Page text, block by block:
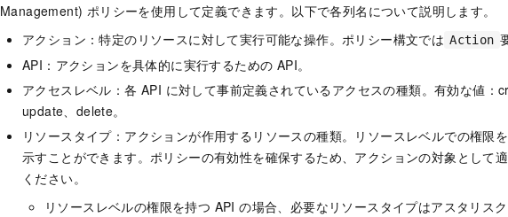
Management) ポリシーを使用して定義できます。以下で各列名について説明します。
アクション：特定のリソースに対して実行可能な操作。ポリシー構文では Action
API：アクションを具体的に実行するための API。
アクセスレベル：各 API に対して事前定義されているアクセスの種類。有効な値：
update、delete。
リソースタイプ：アクションが作用するリソースの種類。リソースレベルでの権限
示すことができます。ポリシーの有効性を確保するため、アクションの対象として
ください。
リソースレベルの権限を持つ API の場合、必要なリソースタイプはアスタリス